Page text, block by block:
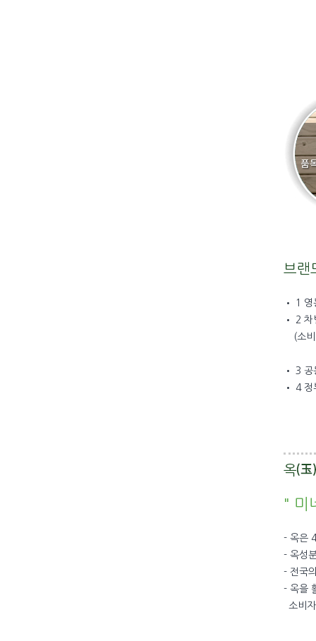
브랜
• 1 영
• 2 차
(소비
• 3 공
• 4 정
옥
" 미
- 옥은
- 옥성
- 전국
- 옥을
소비